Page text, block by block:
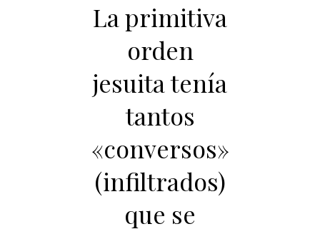
La primitiva
orden
jesuita tenía
tantos
«conversos»
(infiltrados)
que se